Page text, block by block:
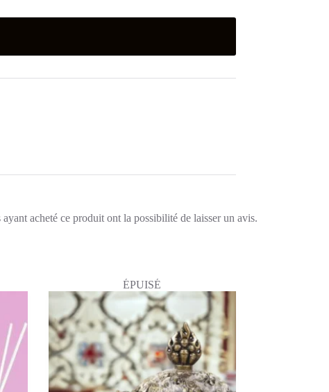
ayant acheté ce produit ont la possibilité de laisser un avis.
ÉPUISÉ